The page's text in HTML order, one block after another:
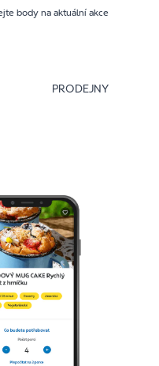
body na aktuální akce
PRODEJNY